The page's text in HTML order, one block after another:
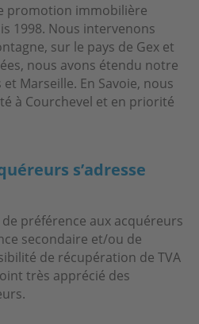
promotion immobilière
1998. Nous intervenons
sur le pays de Gex et
nous avons étendu notre
Marseille. En Savoie, nous
à Courchevel et en priorité
s’adresse
préférence aux acquéreurs
secondaire et/ou de
de récupération de TVA
très apprécié des